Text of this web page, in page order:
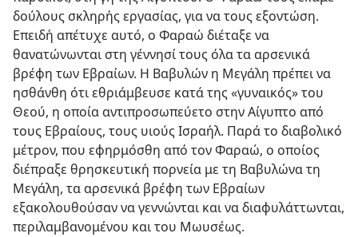
δούλους σκληρής εργασίας, για να τους εξοντώση.
Επειδή απέτυχε αυτό, ο Φαραώ διέταξε να
θανατώνωνται στη γέννησί τους όλα τα αρσενικά
βρέφη των Εβραίων. Η Βαβυλών η Μεγάλη πρέπει να
ησθάνθη ότι εθριάμβευσε κατά της «γυναικός» του
Θεού, η οποία αντιπροσωπεύετο στην Αίγυπτο από
τους Εβραίους, τους υιούς Ισραήλ. Παρά το διαβολικό
μέτρον, που εφηρμόσθη από τον Φαραώ, ο οποίος
διέπραξε θρησκευτική πορνεία με τη Βαβυλώνα τη
Μεγάλη, τα αρσενικά βρέφη των Εβραίων
εξακολουθούσαν να γεννώνται και να διαφυλάττωνται,
περιλαμβανομένου και του Μωυσέως.